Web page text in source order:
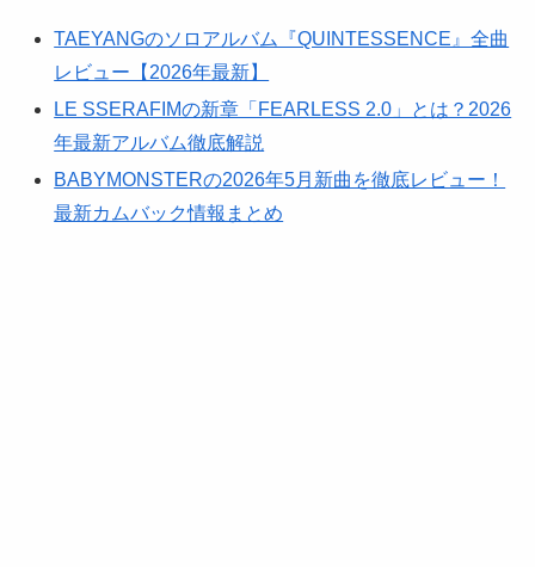
TAEYANGのソロアルバム『QUINTESSENCE』全曲
レビュー【2026年最新】
LE SSERAFIMの新章「FEARLESS 2.0」とは？2026
年最新アルバム徹底解説
BABYMONSTERの2026年5月新曲を徹底レビュー！
最新カムバック情報まとめ